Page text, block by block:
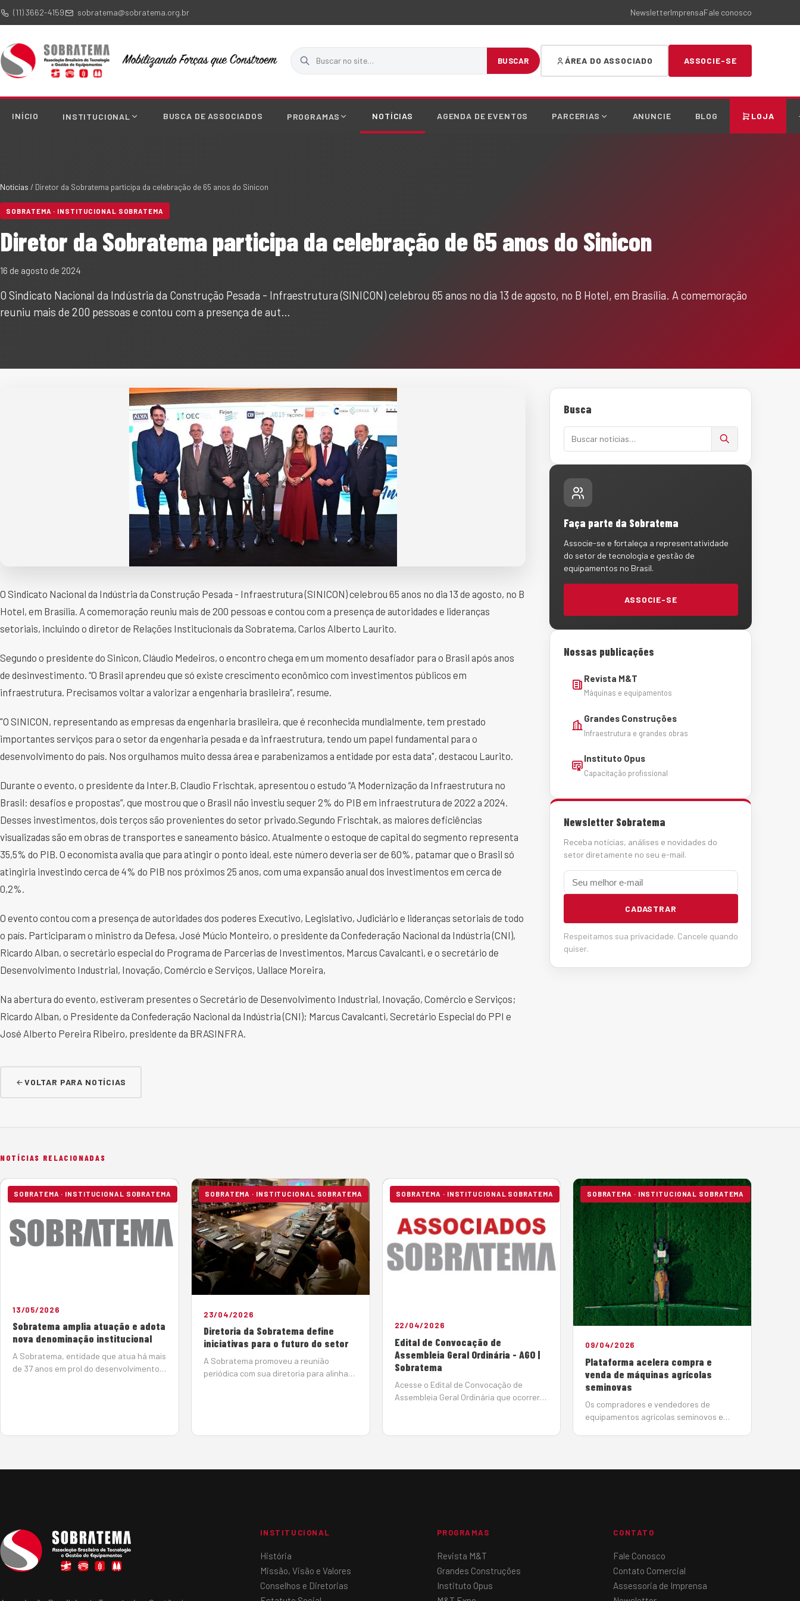
(11) 3662-4159 sobratema@sobratema.org.br NewsletterImprensaFale conosco
Buscar no site
BUSCAR ÁREA DO ASSOCIADO ASSOCIE-SE
INÍCIO INSTITUCIONAL BUSCA DE ASSOCIADOS PROGRAMAS NOTÍCIAS AGENDA DE EVENTOS PARCERIAS ANUNCIE BLOG LOJA
Notícias / Diretor da Sobratema participa da celebração de 65 anos do Sinicon
SOBRATEMA · INSTITUCIONAL SOBRATEMA
Diretor da Sobratema participa da celebração de 65 anos do Sinicon
16 de agosto de 2024
O Sindicato Nacional da Indústria da Construção Pesada - Infraestrutura (SINICON) celebrou 65 anos no dia 13 de agosto, no B Hotel, em Brasília. A comemoração
reuniu mais de 200 pessoas e contou com a presença de aut…
O Sindicato Nacional da Indústria da Construção Pesada - Infraestrutura (SINICON) celebrou 65 anos no dia 13 de agosto, no B
Hotel, em Brasília. A comemoração reuniu mais de 200 pessoas e contou com a presença de autoridades e lideranças
setoriais, incluindo o diretor de Relações Institucionais da Sobratema, Carlos Alberto Laurito.
Segundo o presidente do Sinicon, Cláudio Medeiros, o encontro chega em um momento desafiador para o Brasil após anos
de desinvestimento. “O Brasil aprendeu que só existe crescimento econômico com investimentos públicos em
infraestrutura. Precisamos voltar a valorizar a engenharia brasileira”, resume.
"O SINICON, representando as empresas da engenharia brasileira, que é reconhecida mundialmente, tem prestado
importantes serviços para o setor da engenharia pesada e da infraestrutura, tendo um papel fundamental para o
desenvolvimento do país. Nos orgulhamos muito dessa área e parabenizamos a entidade por esta data", destacou Laurito.
Durante o evento, o presidente da Inter.B, Claudio Frischtak, apresentou o estudo “A Modernização da Infraestrutura no
Brasil: desafios e propostas”, que mostrou que o Brasil não investiu sequer 2% do PIB em infraestrutura de 2022 a 2024.
Desses investimentos, dois terços são provenientes do setor privado.Segundo Frischtak, as maiores deficiências
visualizadas são em obras de transportes e saneamento básico. Atualmente o estoque de capital do segmento representa
35,5% do PIB. O economista avalia que para atingir o ponto ideal, este número deveria ser de 60%, patamar que o Brasil só
atingiria investindo cerca de 4% do PIB nos próximos 25 anos, com uma expansão anual dos investimentos em cerca de
0,2%.
O evento contou com a presença de autoridades dos poderes Executivo, Legislativo, Judiciário e lideranças setoriais de todo
o país. Participaram o ministro da Defesa, José Múcio Monteiro, o presidente da Confederação Nacional da Indústria (CNI),
Ricardo Alban, o secretário especial do Programa de Parcerias de Investimentos, Marcus Cavalcanti, e o secretário de
Desenvolvimento Industrial, Inovação, Comércio e Serviços, Uallace Moreira,
Na abertura do evento, estiveram presentes o Secretário de Desenvolvimento Industrial, Inovação, Comércio e Serviços;
Ricardo Alban, o Presidente da Confederação Nacional da Indústria (CNI); Marcus Cavalcanti, Secretário Especial do PPI e
José Alberto Pereira Ribeiro, presidente da BRASINFRA.
VOLTAR PARA NOTÍCIAS
Busca
Buscar notícias
Faça parte da Sobratema
Associe-se e fortaleça a representatividade
do setor de tecnologia e gestão de
equipamentos no Brasil.
ASSOCIE-SE
Nossas publicações
Revista M&T
Máquinas e equipamentos
Grandes Construções
Infraestrutura e grandes obras
Instituto Opus
Capacitação profissional
Newsletter Sobratema
Receba notícias, análises e novidades do
setor diretamente no seu e-mail.
E-mail
CADASTRAR
Respeitamos sua privacidade. Cancele quando
quiser.
NOTÍCIAS RELACIONADAS
SOBRATEMA · INSTITUCIONAL SOBRATEMA
13/05/2026
Sobratema amplia atuação e adota
nova denominação institucional
A Sobratema, entidade que atua há mais
de 37 anos em prol do desenvolvimento
SOBRATEMA · INSTITUCIONAL SOBRATEMA
23/04/2026
Diretoria da Sobratema define
iniciativas para o futuro do setor
A Sobratema promoveu a reunião
periódica com sua diretoria para alinhar
da Sobra…
SOBRATEMA · INSTITUCIONAL SOBRATEMA
22/04/2026
Edital de Convocação de
Assembleia Geral Ordinária - AGO |
Sobratema
Acesse o Edital de Convocação de
Assembleia Geral Ordinária que ocorrerá
candidatas: Chapa 01: Clique aqui para
SOBRATEMA · INSTITUCIONAL SOBRATEMA
09/04/2026
Plataforma acelera compra e
venda de máquinas agrícolas
seminovas
Os compradores e vendedores de
equipamentos agrícolas seminovos e
INSTITUCIONAL
História
Missão, Visão e Valores
Conselhos e Diretorias
PROGRAMAS
Revista M&T
Grandes Construções
Instituto Opus
CONTATO
Fale Conosco
Contato Comercial
Assessoria de Imprensa